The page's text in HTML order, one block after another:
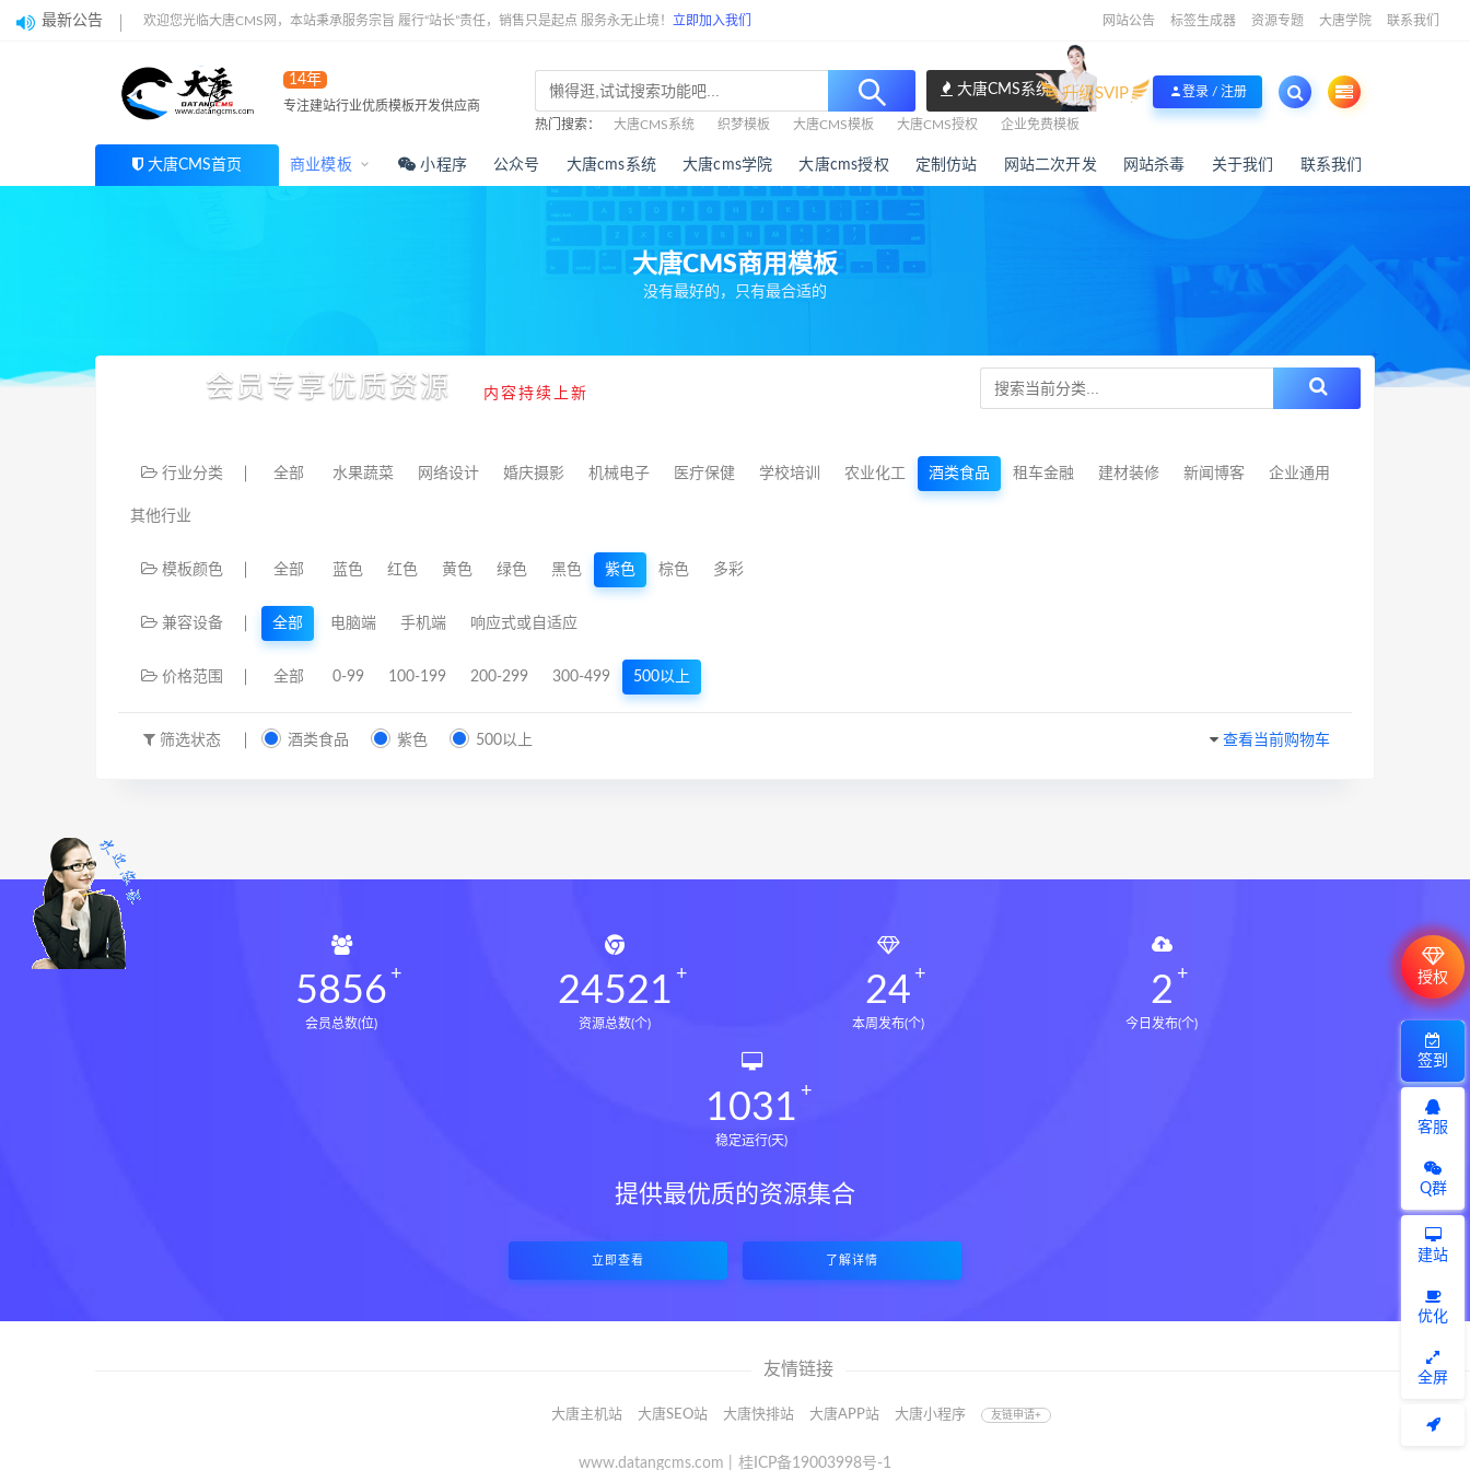
最新公告 欢迎您光临大唐CMS网，本站秉承服务宗旨 履行“站长”责任，销售只是起点 服务永无止境！ 立即加入我们 网站公告 标签生成器 资源专题 大唐学院 联系我们
14年
专注建站行业优质模板开发供应商
热门搜索：
大唐CMS系统 织梦模板 大唐CMS模板 大唐CMS授权 企业免费模板
大唐CMS系统 升级SVIP 登录 / 注册
大唐CMS首页 商业模板 小程序 公众号 大唐cms系统 大唐cms学院 大唐cms授权 定制仿站 网站二次开发 网站杀毒 关于我们 联系我们
大唐CMS商用模板
没有最好的，只有最合适的
会员专享优质资源 内容持续上新
行业分类 全部 水果蔬菜 网络设计 婚庆摄影 机械电子 医疔保健 学校培训 农业化工 酒类食品 租车金融 建材装修 新闻博客 企业通用
其他行业
模板颜色 全部 蓝色 红色 黄色 绿色 黑色 紫色 棕色 多彩
兼容设备 全部 电脑端 手机端 响应式或自适应
价格范围 全部 0-99 100-199 200-299 300-499 500以上
筛选状态 酒类食品 紫色 500以上 查看当前购物车
5856
会员总数(位)
24521
资源总数(个)
24
本周发布(个)
2
今日发布(个)
1031
稳定运行(天)
提供最优质的资源集合
立即查看 了解详情
友情链接
大唐主机站 大唐SEO站 大唐快排站 大唐APP站 大唐小程序 友链申请+
www.datangcms.com | 桂ICP备19003998号-1
授权
签到
客服
Q群
建站
优化
全屏